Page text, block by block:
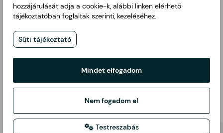
ZÖLDSÉG?
terméket:
❌ Ha levet ereszt és nyálkás.
❌ Ha repedt, sérült, és a belseje is láthatóan sérült.
❌ Ha penészes vagy rothadásnak indult.
Célunk, hogy mindig a legjobb minőséget kapd – ha
hozzájárulását adja a cookie-k, alábbi linken elérhető
tájékoztatóban foglaltak szerinti, kezeléséhez.
Süti tájékoztató
Mindet elfogadom
Nem fogadom el
Testreszabás